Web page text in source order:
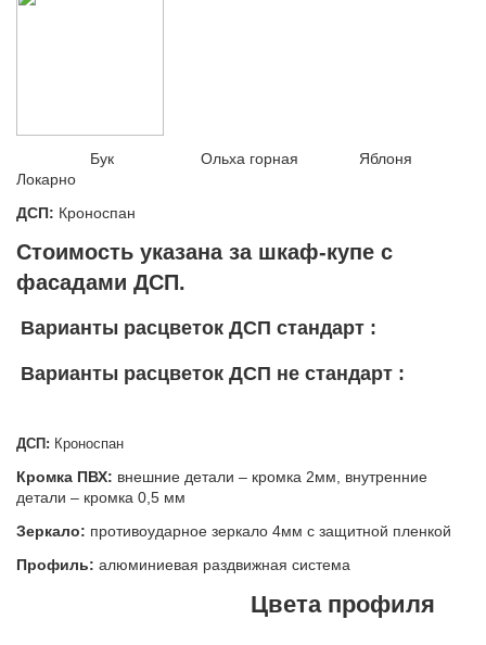
Бук Ольха горная Яблоня
Локарно
ДСП: Кроноспан
Стоимость указана за шкаф-купе с
фасадами ДСП.
Варианты расцветок ДСП стандарт :
Варианты расцветок ДСП не стандарт :
ДСП: Кроноспан
Кромка ПВХ: внешние детали – кромка 2мм, внутренние
детали – кромка 0,5 мм
Зеркало: противоударное зеркало 4мм с защитной пленкой
Профиль: алюминиевая раздвижная система
Цвета профиля